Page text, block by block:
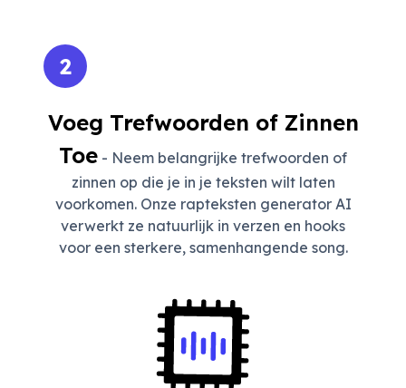
2
Voeg Trefwoorden of Zinnen
Toe - Neem belangrijke trefwoorden of
zinnen op die je in je teksten wilt laten
voorkomen. Onze rapteksten generator AI
verwerkt ze natuurlijk in verzen en hooks
voor een sterkere, samenhangende song.